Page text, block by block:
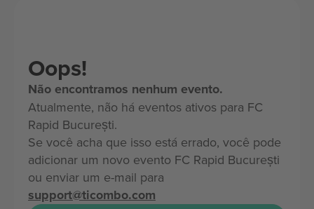
Oops!
Não encontramos nenhum evento.
Atualmente, não há eventos ativos para FC
Rapid București.
Se você acha que isso está errado, você pode
adicionar um novo evento FC Rapid București
ou enviar um e-mail para
support@ticombo.com